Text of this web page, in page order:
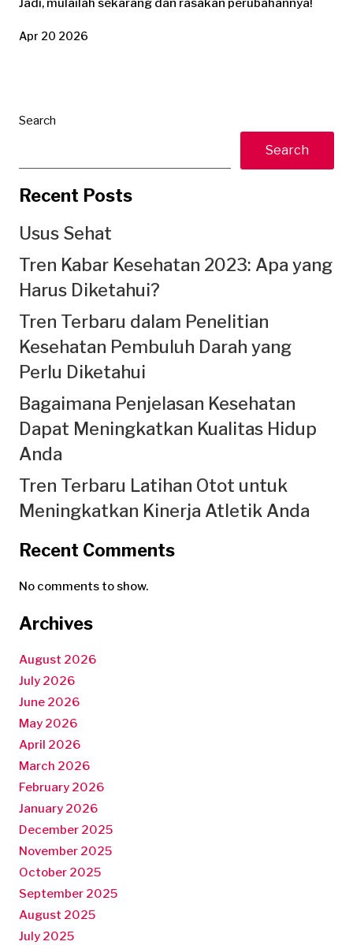
Jadi, mulailah sekarang dan rasakan perubahannya!
Apr 20 2026
Search
Search
Recent Posts
Usus Sehat
Tren Kabar Kesehatan 2023: Apa yang
Harus Diketahui?
Tren Terbaru dalam Penelitian
Kesehatan Pembuluh Darah yang
Perlu Diketahui
Bagaimana Penjelasan Kesehatan
Dapat Meningkatkan Kualitas Hidup
Anda
Tren Terbaru Latihan Otot untuk
Meningkatkan Kinerja Atletik Anda
Recent Comments
No comments to show.
Archives
August 2026
July 2026
June 2026
May 2026
April 2026
March 2026
February 2026
January 2026
December 2025
November 2025
October 2025
September 2025
August 2025
July 2025